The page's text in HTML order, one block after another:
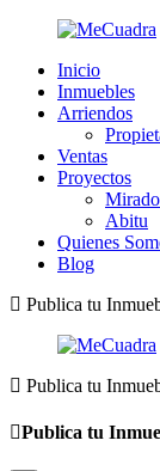
Inicio
Inmuebles
Arriendos
Ventas
Proyectos
Abitu
Quienes
Blog
Publica tu
Publica tu
Publica tu